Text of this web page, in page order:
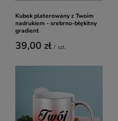
Kubek platerowany z Twoim
nadrukiem - srebrno-błękitny
gradient
39,00 zł / szt.